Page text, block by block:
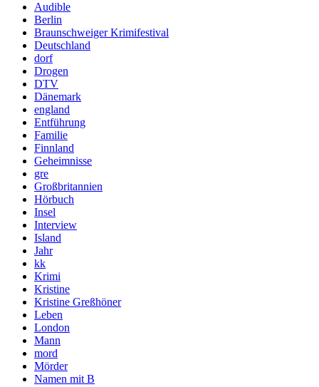
Audible
Berlin
Braunschweiger Krimifestival
Deutschland
dorf
Drogen
DTV
Dänemark
england
Entführung
Familie
Finnland
Geheimnisse
gre
Großbritannien
Hörbuch
Insel
Interview
Island
Jahr
kk
Krimi
Kristine
Kristine Greßhöner
Leben
London
Mann
mord
Mörder
Namen mit B